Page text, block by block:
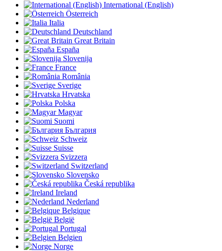
International (English)
Österreich
Italia
Deutschland
Great Britain
España
Slovenija
France
România
Sverige
Hrvatska
Polska
Magyar
Suomi
България
Schweiz
Suisse
Svizzera
Switzerland
Slovensko
Česká republika
Ireland
Nederland
Belgique
België
Portugal
Belgien
Norge